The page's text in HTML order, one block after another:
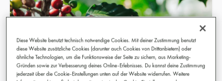
Diese Website benutzt technisch notwendige Cookies. Mit deiner Zustimmung benutzt
diese Website zusätzliche Cookies (darunter auch Cookies von Drittanbietern) oder
ähnliche Technologien, um die Funktionsweise der Seite zu sichern, aus Marketing-
Gründen sowie zur Verbesserung deines Online-Erlebnisses. Du kannst deine Zustimmung
jederzeit über die Cookie-Einstellungen unten auf der Website widerrufen. Weitere